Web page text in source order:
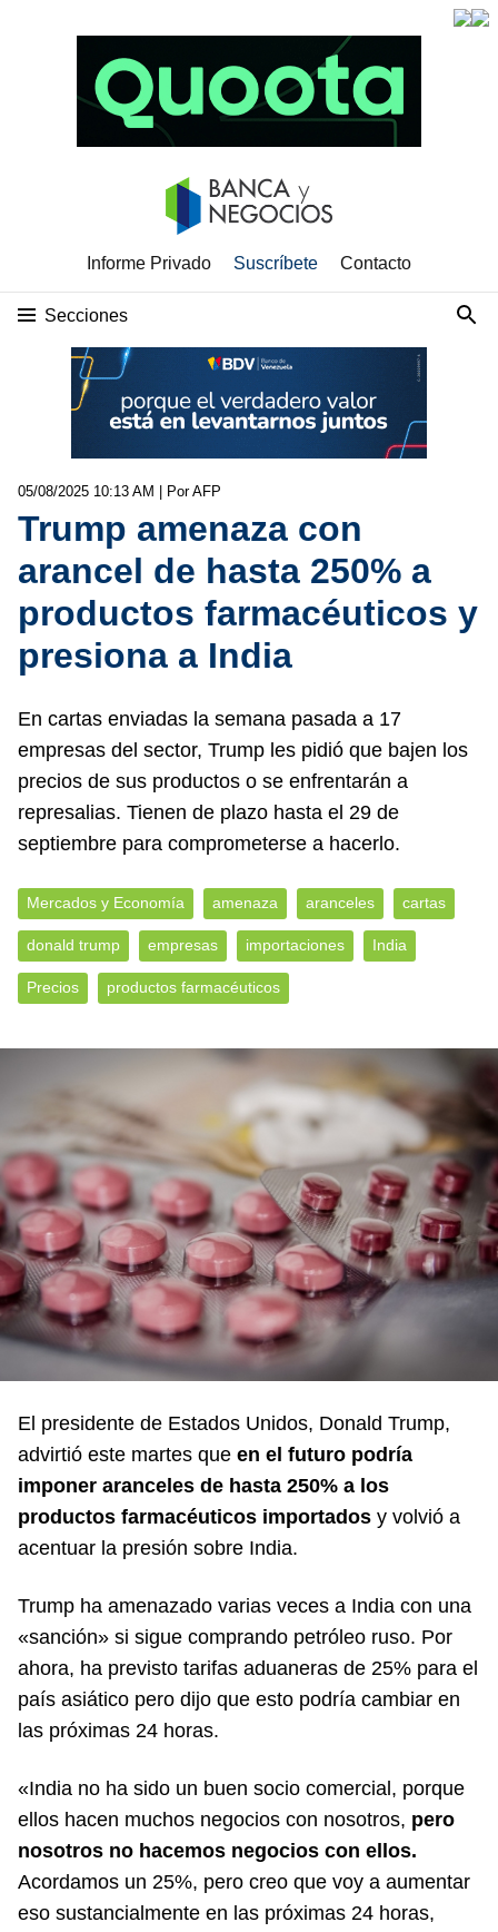
Informe Privado Suscríbete Contacto
Secciones
05/08/2025 10:13 AM | Por AFP
Trump amenaza con
arancel de hasta 250% a
productos farmacéuticos y
presiona a India
En cartas enviadas la semana pasada a 17
empresas del sector, Trump les pidió que bajen los
precios de sus productos o se enfrentarán a
represalias. Tienen de plazo hasta el 29 de
septiembre para comprometerse a hacerlo.
Mercados y Economía amenaza aranceles cartas
donald trump empresas importaciones India
Precios productos farmacéuticos
El presidente de Estados Unidos, Donald Trump,
advirtió este martes que en el futuro podría
imponer aranceles de hasta 250% a los
productos farmacéuticos importados y volvió a
acentuar la presión sobre India.
Trump ha amenazado varias veces a India con una
«sanción» si sigue comprando petróleo ruso. Por
ahora, ha previsto tarifas aduaneras de 25% para el
país asiático pero dijo que esto podría cambiar en
las próximas 24 horas.
«India no ha sido un buen socio comercial, porque
ellos hacen muchos negocios con nosotros, pero
nosotros no hacemos negocios con ellos.
Acordamos un 25%, pero creo que voy a aumentar
eso sustancialmente en las próximas 24 horas,